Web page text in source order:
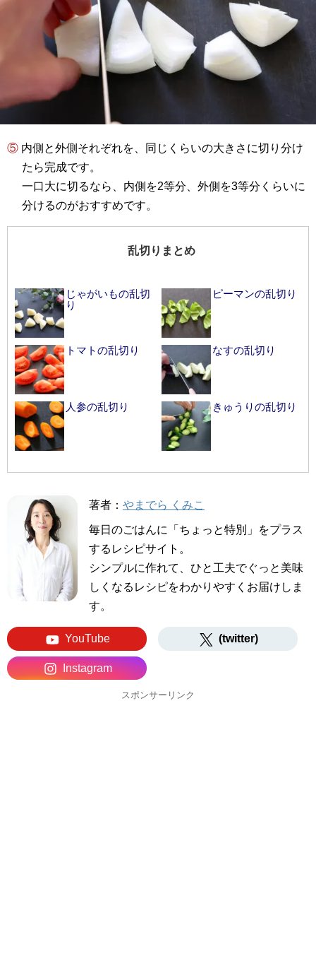
⑤ 内側と外側それぞれを、同じくらいの大きさに切り分け
たら完成です。
一口大に切るなら、内側を2等分、外側を3等分くらいに
分けるのがおすすめです。
乱切りまとめ
じゃがいもの乱切
り
ピーマンの乱切り
トマトの乱切り なすの乱切り
人参の乱切り きゅうりの乱切り
著者： やまでら くみこ
毎日のごはんに「ちょっと特別」をプラス
するレシピサイト。
シンプルに作れて、ひと工夫でぐっと美味
しくなるレシピをわかりやすくお届けしま
す。
YouTube (twitter)
Instagram
スポンサーリンク